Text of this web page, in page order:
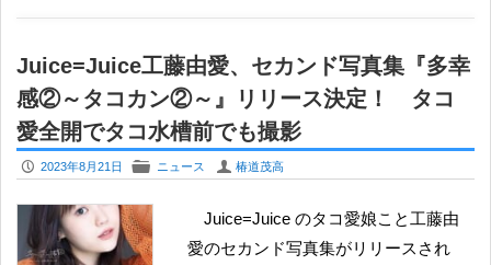
Juice=Juice工藤由愛、セカンド写真集『多幸
感②～タコカン②～』リリース決定！ タコ
愛全開でタコ水槽前でも撮影
P 2023年8月21日 F ニュース U 椿道茂高
Juice=Juice のタコ愛娘こと工藤由
愛のセカンド写真集がリリースされ